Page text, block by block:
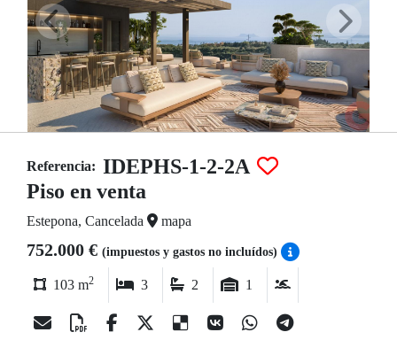
Referencia: IDEPHS-1-2-2A
Piso en venta
Estepona, Cancelada mapa
752.000 € (impuestos y gastos no incluídos)
103 m2 3 2 1